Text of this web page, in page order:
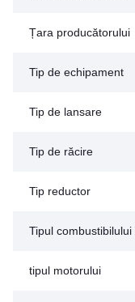
Țara producătorului
Tip de echipament
Tip de lansare
Tip de răcire
Tip reductor
Tipul combustibilului
tipul motorului